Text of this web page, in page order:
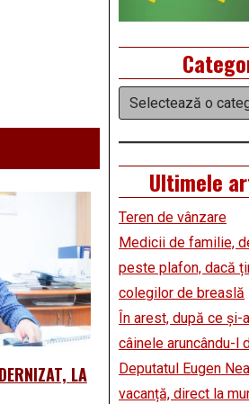
LA
Categorii
Ultimele
Teren de vânzare
Medicii de familie,
peste plafon, dacă
colegilor de breaslă
În arest, după ce și-
câinele aruncându-l
Deputatul Eugen
vacanță, direct la